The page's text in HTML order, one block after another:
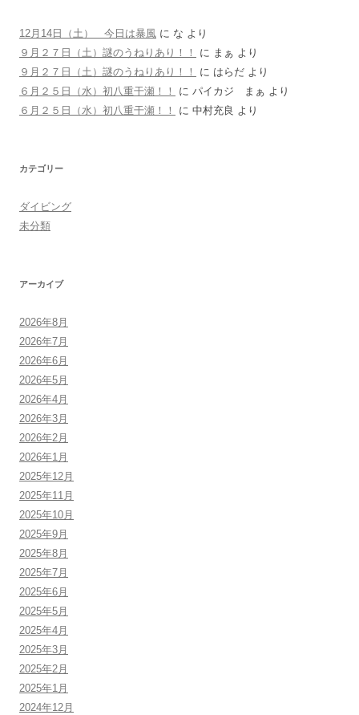
12月14日（土） 今日は暴風 に な より
９月２７日（土）謎のうねりあり！！
に まぁ より
９月２７日（土）謎のうねりあり！！
に はらだ より
６月２５日（水）初八重干瀬！！
に パイカジ まぁ より
６月２５日（水）初八重干瀬！！
に 中村充良 より
カテゴリー
ダイビング
未分類
アーカイブ
2026年8月
2026年7月
2026年6月
2026年5月
2026年4月
2026年3月
2026年2月
2026年1月
2025年12月
2025年11月
2025年10月
2025年9月
2025年8月
2025年7月
2025年6月
2025年5月
2025年4月
2025年3月
2025年2月
2025年1月
2024年12月